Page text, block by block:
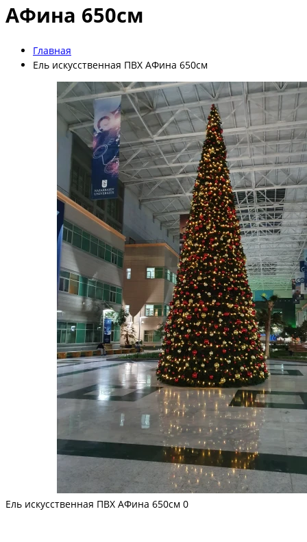
АФина 650см
Главная
Ель искусственная ПВХ АФина 650см
Ель искусственная ПВХ АФина 650см 0